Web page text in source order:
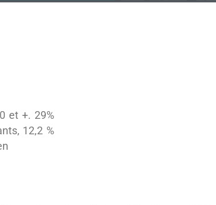
et +. 29%
12,2 %